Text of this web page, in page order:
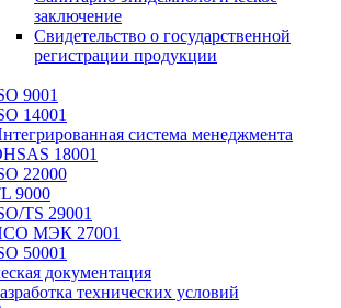
заключение
Свидетельство о государственной
регистрации продукции
9001
14001
система менеджмента
18001
22000
9000
TS 29001
МЭК 27001
50001
документация
технических условий